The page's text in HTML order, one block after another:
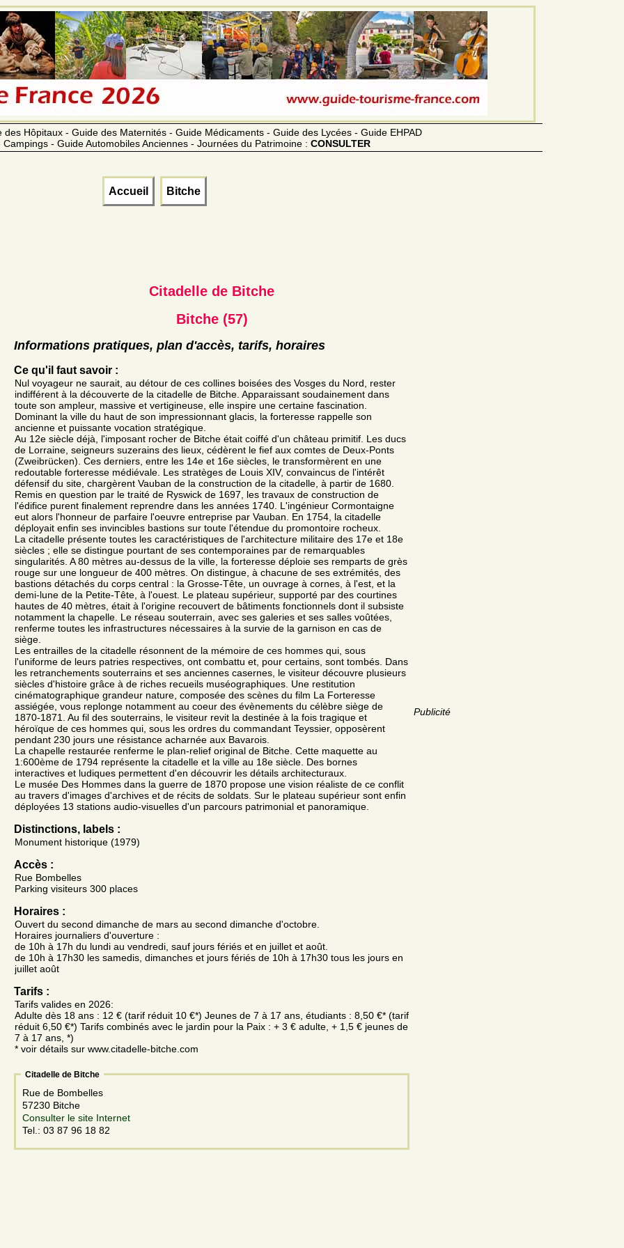
Hôpitaux - Guide des Maternités - Guide Médicaments - Guide des Lycées - Guide EHPAD
- Guide Automobiles Anciennes - Journées du Patrimoine : CONSULTER
Accueil Bitche
Publicité
Citadelle de Bitche
Bitche (57)
Informations pratiques, plan d'accès, tarifs, horaires
Ce qu'il faut savoir :
Nul voyageur ne saurait, au détour de ces collines boisées des Vosges du Nord, rester
indifférent à la découverte de la citadelle de Bitche. Apparaissant soudainement dans
toute son ampleur, massive et vertigineuse, elle inspire une certaine fascination.
Dominant la ville du haut de son impressionnant glacis, la forteresse rappelle son
ancienne et puissante vocation stratégique.
Au 12e siècle déjà, l'imposant rocher de Bitche était coiffé d'un château primitif. Les ducs
de Lorraine, seigneurs suzerains des lieux, cédèrent le fief aux comtes de Deux-Ponts
(Zweibrücken). Ces derniers, entre les 14e et 16e siècles, le transformèrent en une
redoutable forteresse médiévale. Les stratèges de Louis XIV, convaincus de l'intérêt
défensif du site, chargèrent Vauban de la construction de la citadelle, à partir de 1680.
Remis en question par le traité de Ryswick de 1697, les travaux de construction de
l'édifice purent finalement reprendre dans les années 1740. L'ingénieur Cormontaigne
eut alors l'honneur de parfaire l'oeuvre entreprise par Vauban. En 1754, la citadelle
déployait enfin ses invincibles bastions sur toute l'étendue du promontoire rocheux.
La citadelle présente toutes les caractéristiques de l'architecture militaire des 17e et 18e
siècles ; elle se distingue pourtant de ses contemporaines par de remarquables
singularités. A 80 mètres au-dessus de la ville, la forteresse déploie ses remparts de grès
rouge sur une longueur de 400 mètres. On distingue, à chacune de ses extrémités, des
bastions détachés du corps central : la Grosse-Tête, un ouvrage à cornes, à l'est, et la
demi-lune de la Petite-Tête, à l'ouest. Le plateau supérieur, supporté par des courtines
hautes de 40 mètres, était à l'origine recouvert de bâtiments fonctionnels dont il subsiste
notamment la chapelle. Le réseau souterrain, avec ses galeries et ses salles voûtées,
renferme toutes les infrastructures nécessaires à la survie de la garnison en cas de
siège.
Les entrailles de la citadelle résonnent de la mémoire de ces hommes qui, sous
l'uniforme de leurs patries respectives, ont combattu et, pour certains, sont tombés. Dans
les retranchements souterrains et ses anciennes casernes, le visiteur découvre plusieurs
siècles d'histoire grâce à de riches recueils muséographiques. Une restitution
cinématographique grandeur nature, composée des scènes du film La Forteresse
assiégée, vous replonge notamment au coeur des évènements du célèbre siège de
1870-1871. Au fil des souterrains, le visiteur revit la destinée à la fois tragique et
héroïque de ces hommes qui, sous les ordres du commandant Teyssier, opposèrent
pendant 230 jours une résistance acharnée aux Bavarois.
La chapelle restaurée renferme le plan-relief original de Bitche. Cette maquette au
1:600ème de 1794 représente la citadelle et la ville au 18e siècle. Des bornes
interactives et ludiques permettent d'en découvrir les détails architecturaux.
Le musée Des Hommes dans la guerre de 1870 propose une vision réaliste de ce conflit
au travers d'images d'archives et de récits de soldats. Sur le plateau supérieur sont enfin
déployées 13 stations audio-visuelles d'un parcours patrimonial et panoramique.
Distinctions, labels :
Monument historique (1979)
Accès :
Rue Bombelles
Parking visiteurs 300 places
Horaires :
Ouvert du second dimanche de mars au second dimanche d'octobre.
Horaires journaliers d'ouverture :
de 10h à 17h du lundi au vendredi, sauf jours fériés et en juillet et août.
de 10h à 17h30 les samedis, dimanches et jours fériés de 10h à 17h30 tous les jours en
juillet août
Tarifs :
Tarifs valides en 2026:
Adulte dès 18 ans : 12 € (tarif réduit 10 €*) Jeunes de 7 à 17 ans, étudiants : 8,50 €* (tarif
réduit 6,50 €*) Tarifs combinés avec le jardin pour la Paix : + 3 € adulte, + 1,5 € jeunes de
7 à 17 ans, *)
* voir détails sur www.citadelle-bitche.com
Citadelle de Bitche
Rue de Bombelles
57230 Bitche
Consulter le site Internet
Tel.: 03 87 96 18 82